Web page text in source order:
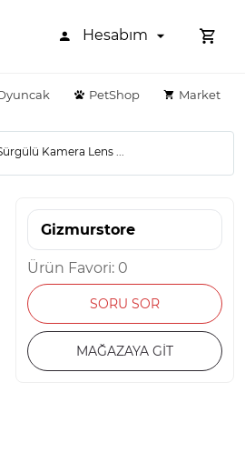
Hesabım
PetShop Market
Kamera Lens ...
Gizmurstore
Ürün Favori: 0
SORU SOR
MAĞAZAYA GİT